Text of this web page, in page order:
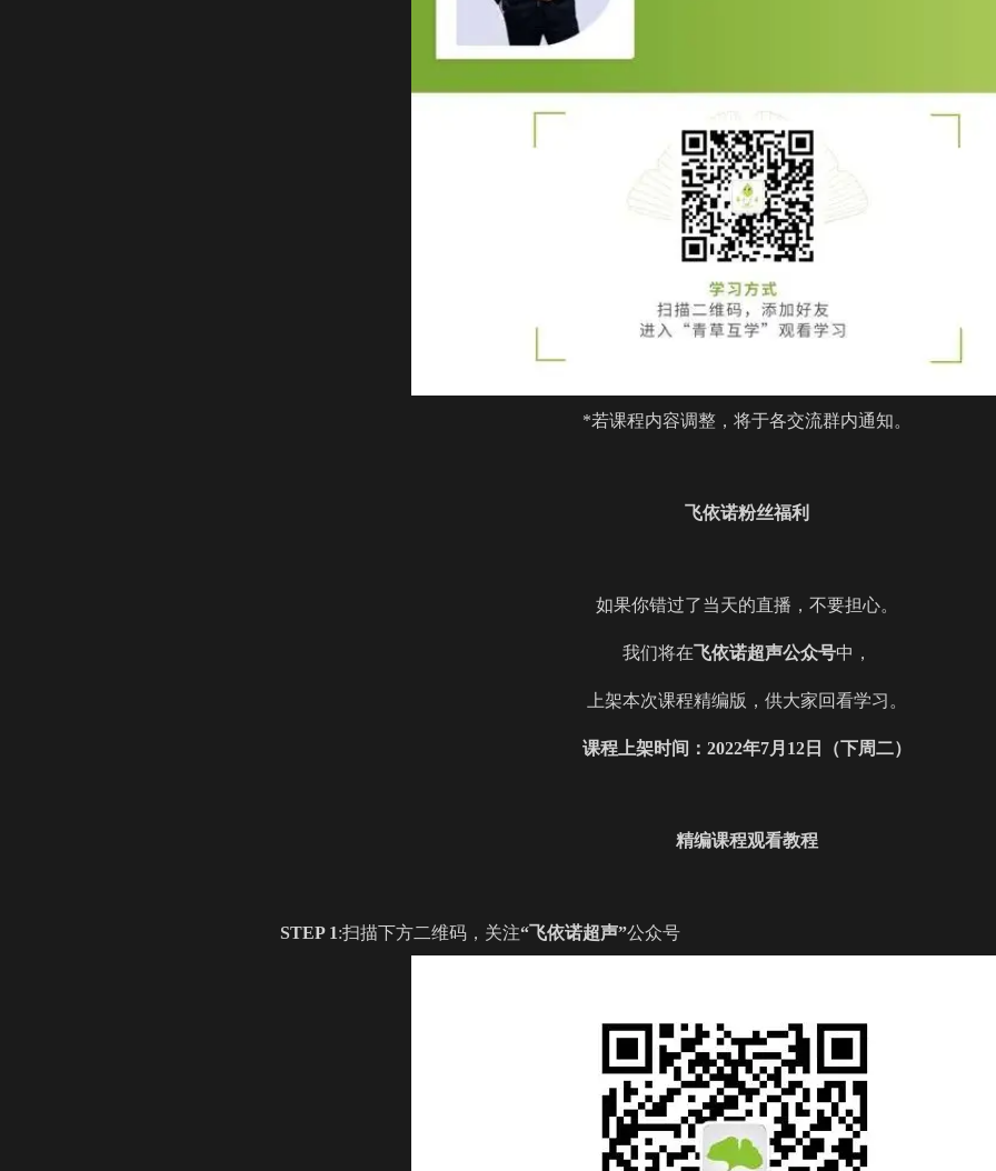
*若课程内容调整，将于各交流群内通知。
飞依诺粉丝福利
如果你错过了当天的直播，不要担心。
我们将在飞依诺超声公众号中，
上架本次课程精编版，供大家回看学习。
课程上架时间：2022年7月 12 日（下周二）
精编课程观看教程
STEP 1:扫描下方二维码，关注“飞依诺超声”公众号